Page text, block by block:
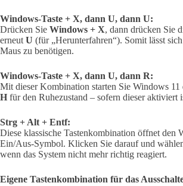
Windows-Taste + X, dann U, dann U:
Drücken Sie Windows + X, dann drücken Sie
erneut U (für „Herunterfahren“). Somit lässt
Maus zu benötigen.
Windows-Taste + X, dann U, dann R:
Mit dieser Kombination starten Sie Windows
H für den Ruhezustand – sofern dieser aktiviert
Strg + Alt + Entf:
Diese klassische Tastenkombination öffnet
Ein/Aus-Symbol. Klicken Sie darauf und
wenn das System nicht mehr richtig reagiert.
Eigene Tastenkombination für das